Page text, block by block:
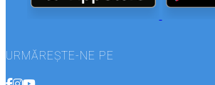
URMĂREȘTE-NE PE